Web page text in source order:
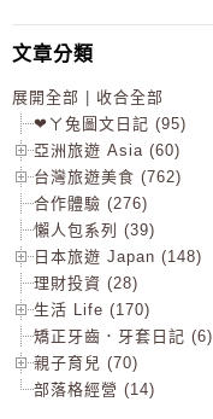
文章分類
展開全部 | 收合全部
❤ㄚ兔圖文日記 (95)
亞洲旅遊 Asia (60)
台灣旅遊美食 (762)
合作體驗 (276)
懶人包系列 (39)
日本旅遊 Japan (148)
理財投資 (28)
生活 Life (170)
矯正牙齒．牙套日記 (6)
親子育兒 (70)
部落格經營 (14)